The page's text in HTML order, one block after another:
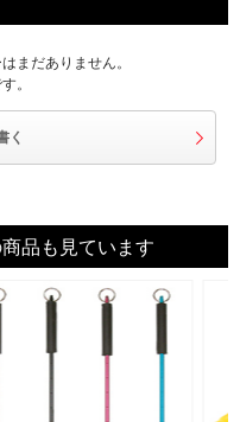
まだありません。
。
く
品も見ています